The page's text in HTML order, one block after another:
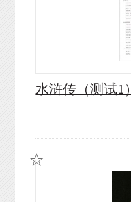
水浒传（测试1）